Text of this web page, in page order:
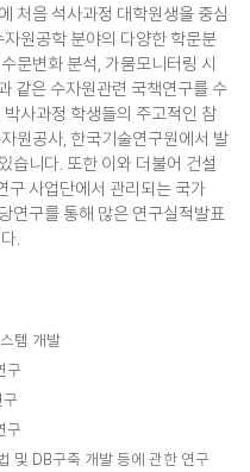
처음 석사과정 대학원생을 중심
원공학 분야의 다양한 학문분
문변화 분석, 가뭄모니터링 시
같은 수자원관련 국책연구를 수
사과정 학생들의 주고적인 참
원공사, 한국기술연구원에서 발
습니다. 또한 이와 더불어 건설
구 사업단에서 관리되는 국가
연구를 통해 많은 연구실적발표
.
템 개발
구
구
및 DB구축 개발 등에 관한 연구